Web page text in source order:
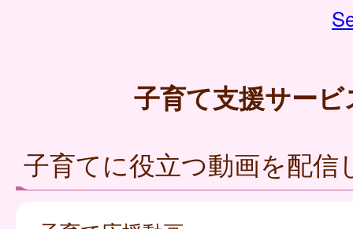
子育て支援サービ
子育てに役立つ動画を配信